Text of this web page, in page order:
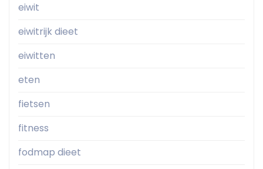
eiwit
eiwitrijk dieet
eiwitten
eten
fietsen
fitness
fodmap dieet